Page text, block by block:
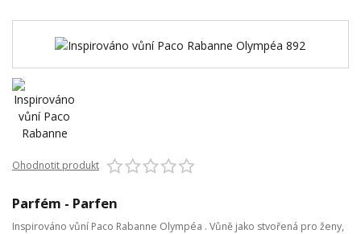
Ohodnotit produkt
Parfém - Parfen
Inspirováno vůní Paco Rabanne Olympéa . Vůně jako stvořená pro ženy,